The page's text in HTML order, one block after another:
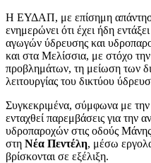
Η ΕΥΔΑΠ, με επίσημη
ενημερώνει ότι έχει ήδη
αγωγών ύδρευσης και
και στα Μελίσσια, με στόχο
προβλημάτων, τη μείωση των
λειτουργίας του δικτύου
Συγκεκριμένα, σύμφωνα με
ενταχθεί παρεμβάσεις για την
υδροπαροχών στις οδούς
στη Νέα Πεντέλη, μέσω
βρίσκονται σε εξέλιξη.